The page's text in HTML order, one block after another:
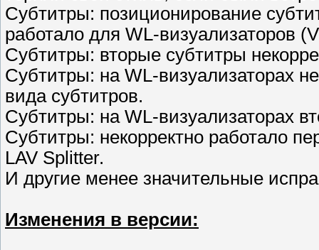
Субтитры: позиционирование
работало для WL-визуализаторов
Субтитры: вторые субтитры
Субтитры: на WL-визуализаторах
вида субтитров.
Субтитры: на WL-визуализаторах
Субтитры: некорректно работало
LAV Splitter.
И другие менее значительные
Изменения в версии: